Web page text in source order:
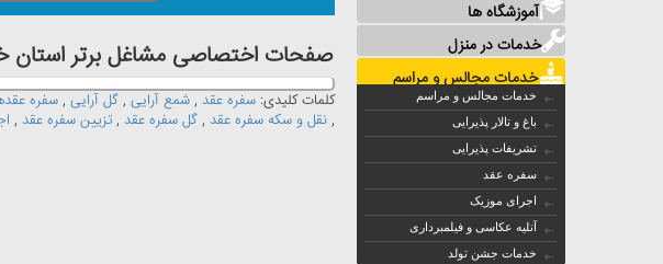
آموزشگاه ها
خدمات در منزل
خدمات مجالس و مراسم
خدمات مجالس و مراسم
باغ و تالار پذیرایی
تشریفات پذیرایی
سفره عقد
اجرای موزیک
آتلیه عکاسی و فیلمبرداری
خدمات جشن تولد
صفحات اختصاصی مشاغل برتر استان
کلمات کلیدی: سفره عقد , شمع آرایی , گل آرایی , سفره
, نقل و سکه سفره عقد , گل سفره عقد , تزیین سفره عقد ,